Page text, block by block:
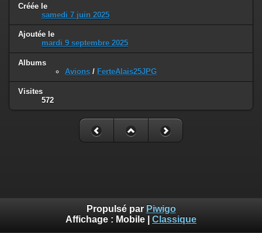
Créée le
samedi 7 juin 2025
Ajoutée le
mardi 9 septembre 2025
Albums
Avions / FerteAlais25JPG
Visites
572
Propulsé par Piwigo
Affichage : Mobile Classique